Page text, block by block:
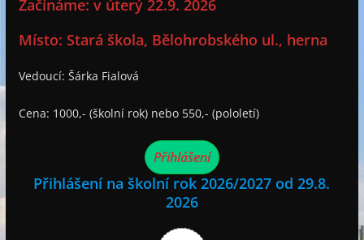
Začínáme: v úterý 22.9. 2026
Místo: Stará škola, Bělohrobského ul., herna
Vedoucí: Šárka Fialová
Cena: 1000,- (školní rok) nebo 550,- (pololetí)
Přihlášení
Přihlášení na školní rok 2026/2027 od 29.8.
2026